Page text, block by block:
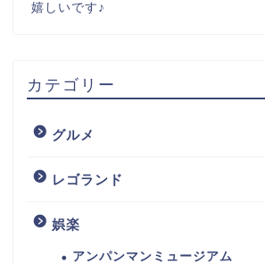
嬉しいです♪
カテゴリー
グルメ
レゴランド
娯楽
アンパンマンミュージアム